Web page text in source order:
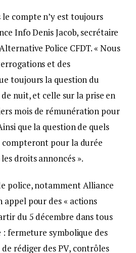
le compte n’y est toujours
Info Denis Jacob, secrétaire
Police CFDT. « Nous
et des
toujours la question du
nuit, et celle sur la prise en
mois de rémunération pour
que la question de quels
compteront pour la durée
droits annoncés ».
police, notamment Alliance
appel pour des « actions
du 5 décembre dans tous
: fermeture symbolique des
rédiger des PV, contrôles